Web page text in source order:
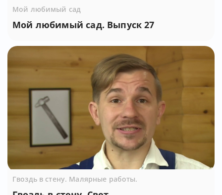
Мой любимый сад
Мой любимый сад. Выпуск 27
Гвоздь в стену. Малярные работы.